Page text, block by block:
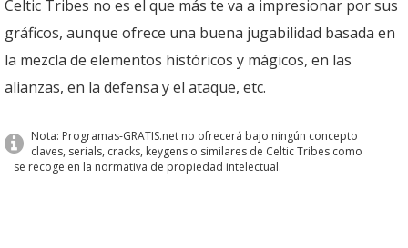
Celtic Tribes no es el que más te va a impresionar por sus
gráficos, aunque ofrece una buena jugabilidad basada en
la mezcla de elementos históricos y mágicos, en las
alianzas, en la defensa y el ataque, etc.
Nota: Programas-GRATIS.net no ofrecerá bajo ningún concepto
claves, serials, cracks, keygens o similares de Celtic Tribes como
se recoge en la normativa de propiedad intelectual.